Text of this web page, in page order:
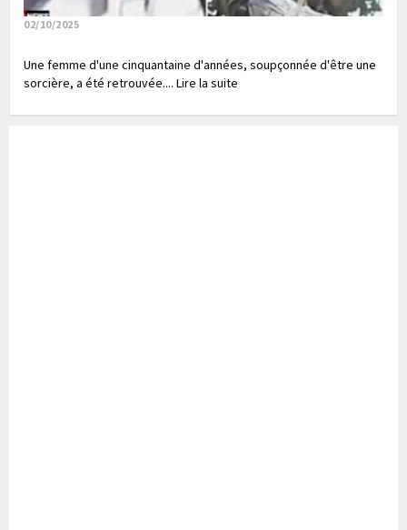
02/10/2025
Une femme d'une cinquantaine d'années, soupçonnée d'être une
sorcière, a été retrouvée.... Lire la suite